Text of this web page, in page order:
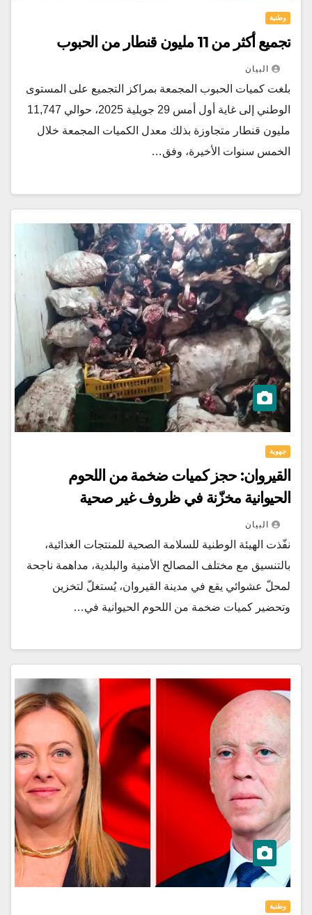
وطنية
تجميع أكثر من 11 مليون قنطار من الحبوب
البيان
بلغت كميات الحبوب المجمعة بمراكز التجميع على المستوى
الوطني إلى غاية أول أمس 29 جويلية 2025، حوالي 11,747
مليون قنطار متجاوزة بذلك معدل الكميات المجمعة خلال
الخمس سنوات الأخيرة، وفق…
جهوية
القيروان: حجز كميات ضخمة من اللحوم
الحيوانية مخزّنة في ظروف غير صحية
البيان
نفّذت الهيئة الوطنية للسلامة الصحية للمنتجات الغذائية،
بالتنسيق مع مختلف المصالح الأمنية والبلدية، مداهمة ناجحة
لمحلّ عشوائي يقع في مدينة القيروان، يُستغلّ لتخزين
وتحضير كميات ضخمة من اللحوم الحيوانية في…
وطنية